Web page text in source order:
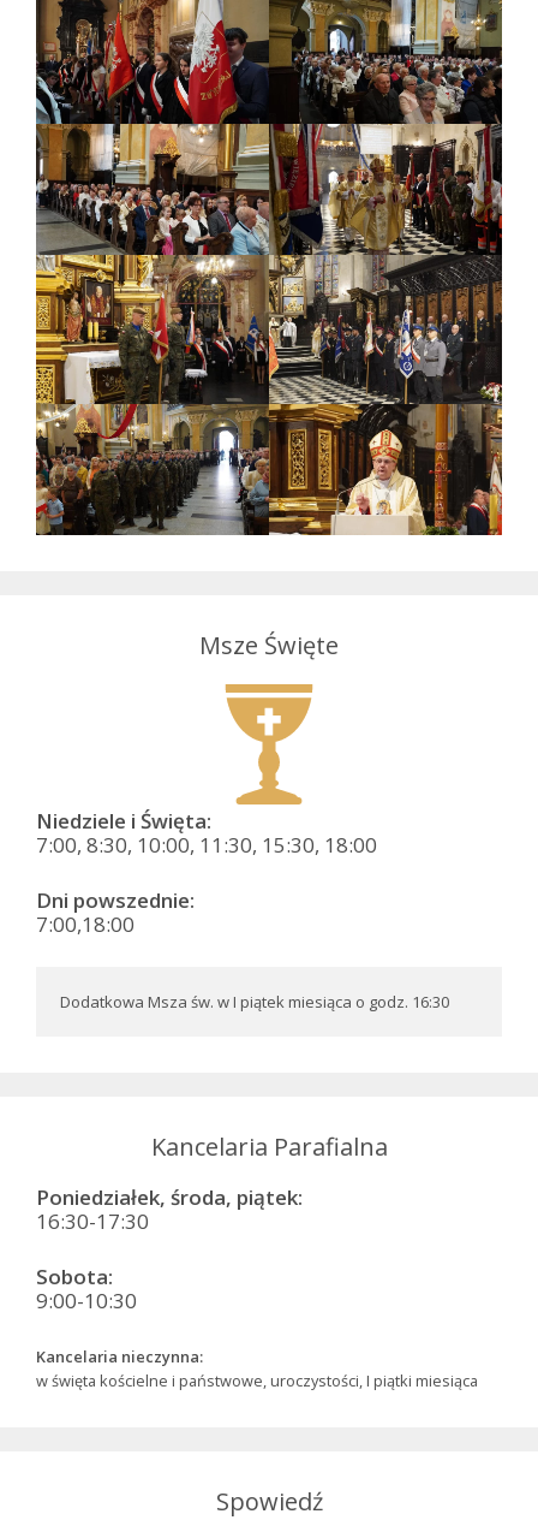
Msze Święte
Niedziele i Święta:
7:00, 8:30, 10:00, 11:30, 15:30, 18:00
Dni powszednie:
7:00,18:00
Dodatkowa Msza św. w I piątek miesiąca o godz. 16:30
Kancelaria Parafialna
Poniedziałek, środa, piątek:
16:30-17:30
Sobota:
9:00-10:30
Kancelaria nieczynna:
w święta kościelne i państwowe, uroczystości, I piątki miesiąca
Spowiedź